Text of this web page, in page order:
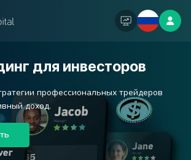
для инвесторов
профессиональных трейдеров
доход.